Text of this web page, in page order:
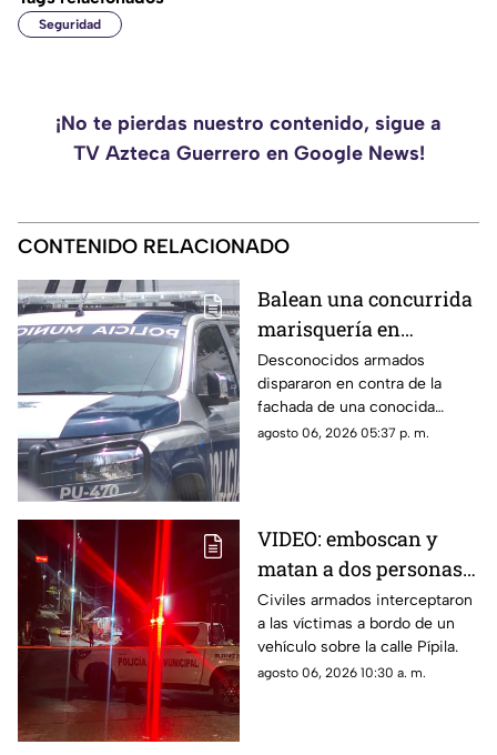
Seguridad
¡No te pierdas nuestro contenido, sigue a
TV Azteca Guerrero en Google News!
CONTENIDO RELACIONADO
Balean una concurrida
marisquería en
Zihuatanejo
Desconocidos armados
dispararon en contra de la
fachada de una conocida
marisquería en Zihutanejo de
agosto 06, 2026 05:37 p. m.
VIDEO: emboscan y
matan a dos personas
adentro de un coche en
Ometepec
Civiles armados interceptaron
a las víctimas a bordo de un
vehículo sobre la calle Pípila.
agosto 06, 2026 10:30 a. m.